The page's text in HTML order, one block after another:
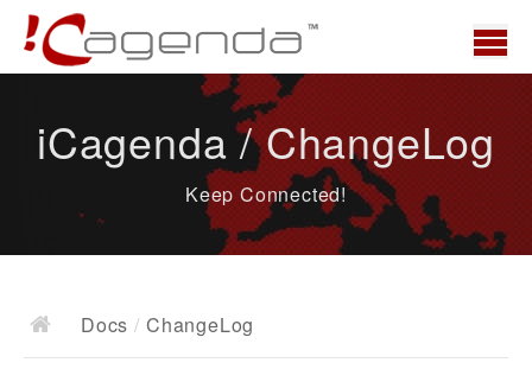
News
Docs
iCagenda / ChangeLog
Keep Connected!
Docs / ChangeLog